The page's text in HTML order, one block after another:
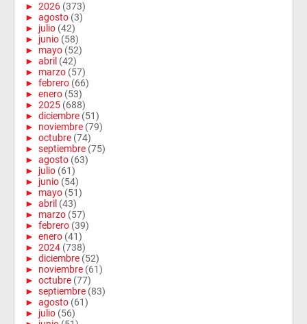
► 2026 (373)
► agosto (3)
► julio (42)
► junio (58)
► mayo (52)
► abril (42)
► marzo (57)
► febrero (66)
► enero (53)
► 2025 (688)
► diciembre (51)
► noviembre (79)
► octubre (74)
► septiembre (75)
► agosto (63)
► julio (61)
► junio (54)
► mayo (51)
► abril (43)
► marzo (57)
► febrero (39)
► enero (41)
► 2024 (738)
► diciembre (52)
► noviembre (61)
► octubre (77)
► septiembre (83)
► agosto (61)
► julio (56)